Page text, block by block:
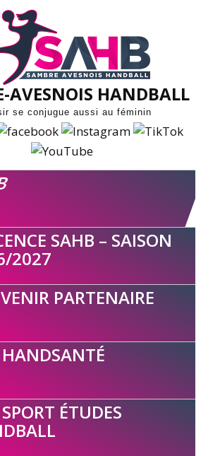
AVESNOIS HANDBALL
se conjugue aussi au féminin
SAHB – SAISON
2027
PARTENAIRE
HANDSANTÉ
ÉTUDES